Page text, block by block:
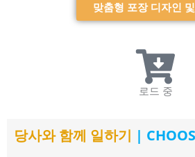
맞춤형 포장 디자인
로드 중
당사와 함께 일하기 |